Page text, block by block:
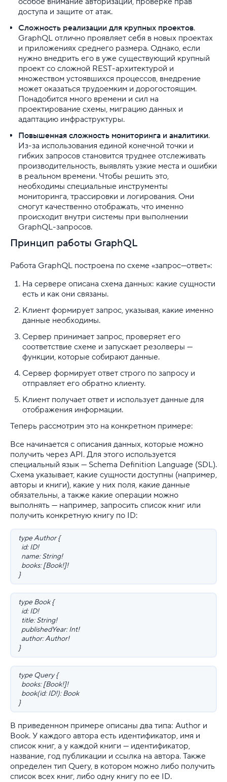
доступа и защите от атак.
Сложность реализации для крупных проектов.
GraphQL отлично проявляет себя в новых проектах
и приложениях среднего размера. Однако, если
нужно внедрить его в уже существующий крупный
проект со сложной REST-архитектурой и
множеством устоявшихся процессов, внедрение
может оказаться трудоемким и дорогостоящим.
Понадобится много времени и сил на
проектирование схемы, миграцию данных и
адаптацию инфраструктуры.
Повышенная сложность мониторинга и аналитики.
Из-за использования единой конечной точки и
гибких запросов становится труднее отслеживать
производительность, выявлять узкие места и ошибки
в реальном времени. Чтобы решить это,
необходимы специальные инструменты
мониторинга, трассировки и логирования. Они
смогут качественно отображать, что именно
происходит внутри системы при выполнении
GraphQL-запросов.
Принцип работы GraphQL
Работа GraphQL построена по схеме «запрос—ответ»:
На сервере описана схема данных: какие сущности
есть и как они связаны.
Клиент формирует запрос, указывая, какие именно
данные необходимы.
Сервер принимает запрос, проверяет его
соответствие схеме и запускает резолверы —
функции, которые собирают данные.
Сервер формирует ответ строго по запросу и
отправляет его обратно клиенту.
Клиент получает ответ и использует данные для
отображения информации.
Теперь рассмотрим это на конкретном примере:
Все начинается с описания данных, которые можно
получить через API. Для этого используется
специальный язык — Schema Definition Language (SDL).
Схема указывает, какие сущности доступны (например,
авторы и книги), какие у них поля, какие данные
обязательны, а также какие операции можно
выполнять — например, запросить список книг или
получить конкретную книгу по ID:
type Author {
id: ID!
name: String!
books: [Book!]!
}
type Book {
id: ID!
title: String!
publishedYear: Int!
author: Author!
}
type Query {
books: [Book!]!
book(id: ID!): Book
}
В приведенном примере описаны два типа: Author и
Book. У каждого автора есть идентификатор, имя и
список книг, а у каждой книги — идентификатор,
название, год публикации и ссылка на автора. Также
определен тип Query, в котором можно либо получить
список всех книг, либо одну книгу по ее ID.